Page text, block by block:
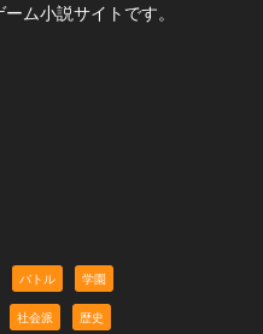
ム小説サイトです。
バトル 学園
社会派 歴史